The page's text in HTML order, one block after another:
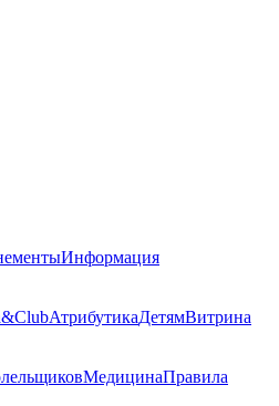
Информация
АтрибутикаДетямВитрина
МедицинаПравила